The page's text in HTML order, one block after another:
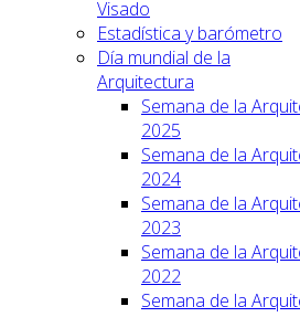
Visado
Estadística y barómetro
Día mundial de la
Arquitectura
Semana de la
2025
Semana de la
2024
Semana de la
2023
Semana de la
2022
Semana de la